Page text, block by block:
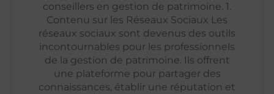
conseillers en gestion de patrimoine. 1.
Contenu sur les Réseaux Sociaux Les
réseaux sociaux sont devenus des outils
incontournables pour les professionnels
de la gestion de patrimoine. Ils offrent
une plateforme pour partager des
connaissances, établir une réputation et